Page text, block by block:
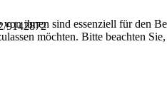
9142872
ihnen sind essenziell für den
möchten. Bitte beachten